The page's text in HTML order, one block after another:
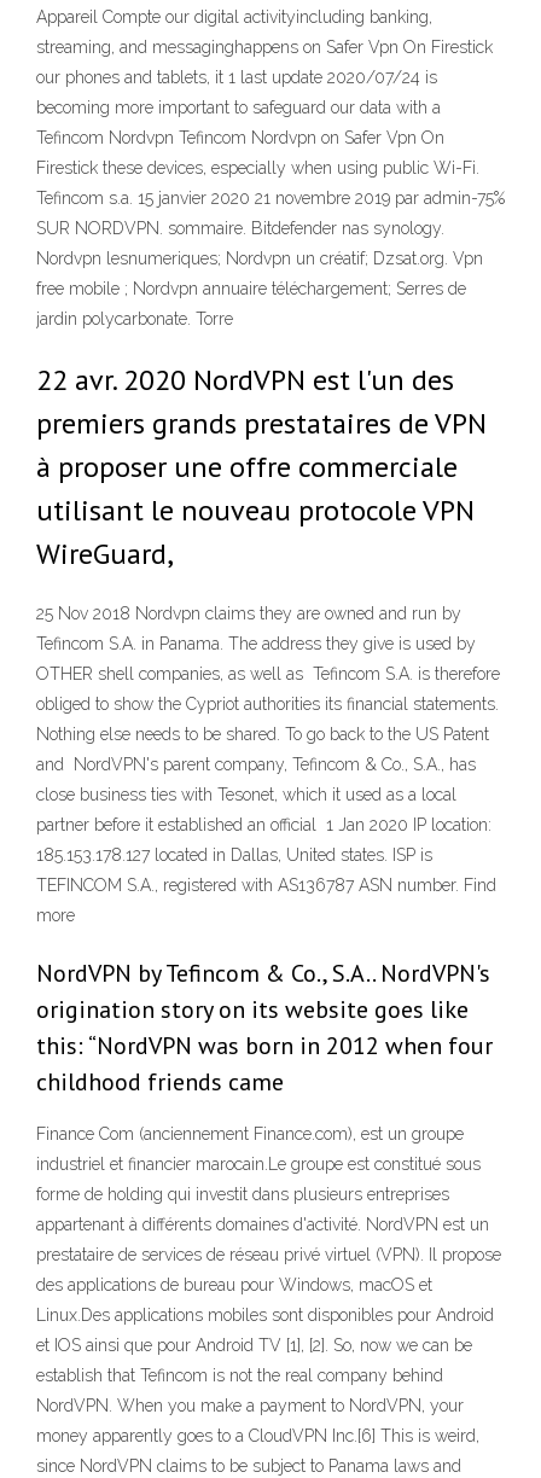
Appareil Compte our digital activityincluding banking,
streaming, and messaginghappens on Safer Vpn On Firestick
our phones and tablets, it 1 last update 2020/07/24 is
becoming more important to safeguard our data with a
Tefincom Nordvpn Tefincom Nordvpn on Safer Vpn On
Firestick these devices, especially when using public Wi-Fi.
Tefincom s.a. 15 janvier 2020 21 novembre 2019 par admin-75%
SUR NORDVPN. sommaire. Bitdefender nas synology.
Nordvpn lesnumeriques; Nordvpn un créatif; Dzsat.org. Vpn
free mobile ; Nordvpn annuaire téléchargement; Serres de
jardin polycarbonate. Torre
22 avr. 2020 NordVPN est l'un des
premiers grands prestataires de VPN
à proposer une offre commerciale
utilisant le nouveau protocole VPN
WireGuard,
25 Nov 2018 Nordvpn claims they are owned and run by
Tefincom S.A. in Panama. The address they give is used by
OTHER shell companies, as well as Tefincom S.A. is therefore
obliged to show the Cypriot authorities its financial statements.
Nothing else needs to be shared. To go back to the US Patent
and NordVPN's parent company, Tefincom & Co., S.A., has
close business ties with Tesonet, which it used as a local
partner before it established an official 1 Jan 2020 IP location:
185.153.178.127 located in Dallas, United states. ISP is
TEFINCOM S.A., registered with AS136787 ASN number. Find
more
NordVPN by Tefincom & Co., S.A.. NordVPN's
origination story on its website goes like
this: “NordVPN was born in 2012 when four
childhood friends came
Finance Com (anciennement Finance.com), est un groupe
industriel et financier marocain.Le groupe est constitué sous
forme de holding qui investit dans plusieurs entreprises
appartenant à différents domaines d'activité. NordVPN est un
prestataire de services de réseau privé virtuel (VPN). Il propose
des applications de bureau pour Windows, macOS et
Linux.Des applications mobiles sont disponibles pour Android
et IOS ainsi que pour Android TV [1], [2]. So, now we can be
establish that Tefincom is not the real company behind
NordVPN. When you make a payment to NordVPN, your
money apparently goes to a CloudVPN Inc.[6] This is weird,
since NordVPN claims to be subject to Panama laws and